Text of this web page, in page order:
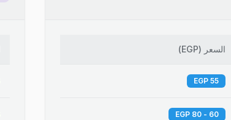
السعر (
EGP
)
55 EGP
60 - 80 EGP